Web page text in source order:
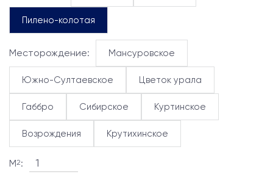
Пилено-колотая
Месторождение: Мансуровское
Южно-Султаевское Цветок урала
Габбро Сибирское Куртинское
Возрождения Крутихинское
М2: